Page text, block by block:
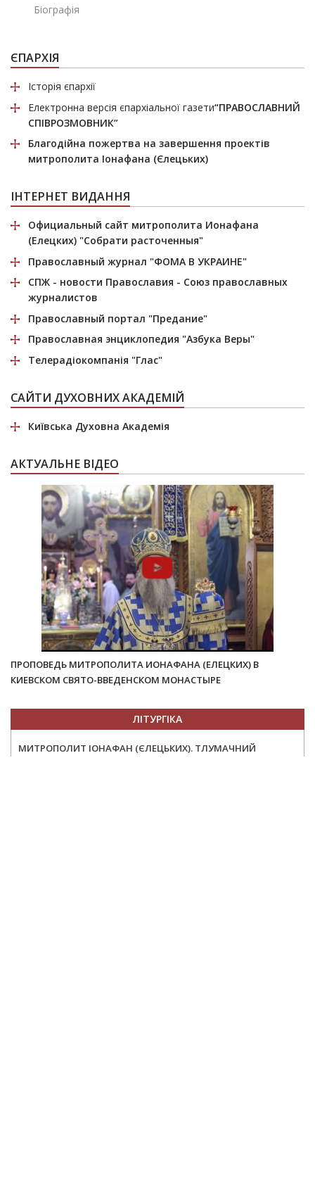
Біографія
ЄПАРХІЯ
Історія єпархії
Електронна версія єпархіальної газети“ПРАВОСЛАВНИЙ
СПІВРОЗМОВНИК”
Благодійна пожертва на завершення проектів
митрополита Іонафана (Єлецьких)
ІНТЕРНЕТ ВИДАННЯ
Официальный сайт митрополита Ионафана
(Елецких) "Собрати расточенныя"
Православный журнал "ФОМА В УКРАИНЕ"
СПЖ - новости Православия - Союз православных
журналистов
Православный портал "Предание"
Православная энциклопедия "Азбука Веры"
Телерадіокомпанія "Глас"
САЙТИ ДУХОВНИХ АКАДЕМІЙ
Київська Духовна Академія
АКТУАЛЬНЕ ВІДЕО
ПРОПОВЕДЬ МИТРОПОЛИТА ИОНАФАНА (ЕЛЕЦКИХ) В
КИЕВСКОМ СВЯТО-ВВЕДЕНСКОМ МОНАСТЫРЕ
ЛІТУРГІКА
МИТРОПОЛИТ ІОНАФАН (ЄЛЕЦЬКИХ). ТЛУМАЧНИЙ